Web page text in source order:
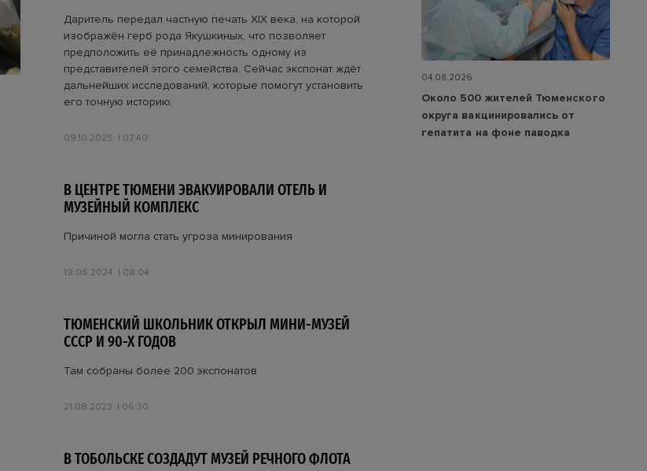
Даритель передал частную печать XIX века, на которой
изображён герб рода Якушкиных, что позволяет
предположить её принадлежность одному из
представителей этого семейства. Сейчас экспонат ждёт
дальнейших исследований, которые помогут установить
его точную историю.
09.10.2025 07:40
В ЦЕНТРЕ ТЮМЕНИ ЭВАКУИРОВАЛИ ОТЕЛЬ И
МУЗЕЙНЫЙ КОМПЛЕКС
Причиной могла стать угроза минирования
19.06.2024 08:04
ТЮМЕНСКИЙ ШКОЛЬНИК ОТКРЫЛ МИНИ-МУЗЕЙ
СССР И 90-Х ГОДОВ
Там собраны более 200 экспонатов
21.08.2023 06:30
В ТОБОЛЬСКЕ СОЗДАДУТ МУЗЕЙ РЕЧНОГО ФЛОТА
04.08.2026
Около 500 жителей Тюменского
округа вакцинировались от
гепатита на фоне паводка